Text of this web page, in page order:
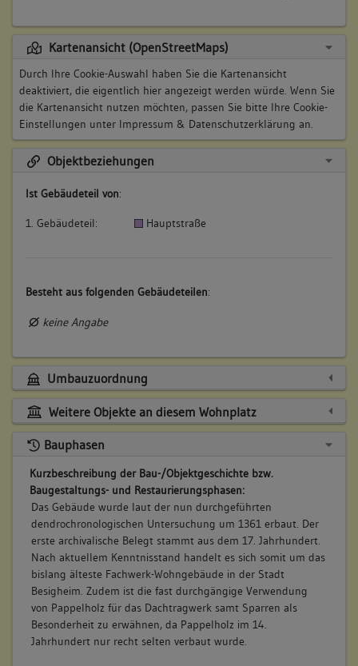
Kartenansicht (OpenStreetMaps)
Durch Ihre Cookie-Auswahl haben Sie die Kartenansicht
deaktiviert, die eigentlich hier angezeigt werden würde. Wenn Sie
die Kartenansicht nutzen möchten, passen Sie bitte Ihre Cookie-
Einstellungen unter Impressum & Datenschutzerklärung an.
Objektbeziehungen
Ist Gebäudeteil von:
1. Gebäudeteil: Hauptstraße
Besteht aus folgenden Gebäudeteilen:
keine Angabe
Umbauzuordnung
Weitere Objekte an diesem Wohnplatz
Bauphasen
Kurzbeschreibung der Bau-/Objektgeschichte bzw.
Baugestaltungs- und Restaurierungsphasen:
Das Gebäude wurde laut der nun durchgeführten
dendrochronologischen Untersuchung um 1361 erbaut. Der
erste archivalische Belegt stammt aus dem 17. Jahrhundert.
Nach aktuellem Kenntnisstand handelt es sich somit um das
bislang älteste Fachwerk-Wohngebäude in der Stadt
Besigheim. Zudem ist die fast durchgängige Verwendung
von Pappelholz für das Dachtragwerk samt Sparren als
Besonderheit zu erwähnen, da Pappelholz im 14.
Jahrhundert nur recht selten verbaut wurde.